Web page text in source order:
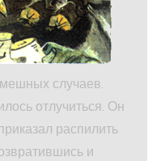
случаев.
отлучиться. Он
распилить
и